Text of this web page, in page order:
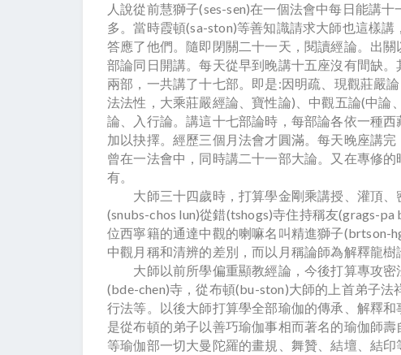
人說從前慧獅子(ses-sen)在一個法會中每日能講
多。當時霞頓(sa-ston)等善知識請求大師也這樣
答應了他們。隨即閉關二十一天，閱讀經論。出
部論同日開講。每天從早到晚講十五座沒有間缺
兩部，一共講了十七部。即是:因明疏、現觀莊嚴
法法性，大乘莊嚴經論、寶性論)、中觀五論(中
論、入行論。講這十七部論時，每部論各依一種
加以抉擇。經歷三個月法會才圓滿。每天晚座講
曾在一法會中，同時講二十一部大論。又在專修
有。
大師三十四歲時，打算學金剛乘講授、灌頂、
(snubs-chos lun)從錯(tshogs)寺住持稱友(grags-
位西寧籍的通達中觀的喇嘛名叫精進獅子(brtson-
中觀月稱和清辨的差別，而以月稱論師為解釋龍樹
大師以前所學偏重顯教經論，今後打算專攻密
(bde-chen)寺，從布頓(bu-ston)大師的上首弟子
行法等。以後大師打算學全部瑜伽的傳承、解釋
是從布頓的弟子以善巧瑜伽事相而著名的瑜伽師
等瑜伽部一切大曼陀羅的畫規、舞贊、結壇、結